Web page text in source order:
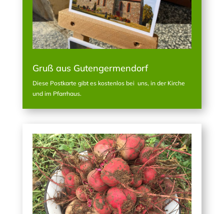
Gruß aus Gutengermendorf
Diese Postkarte gibt es kostenlos bei uns, in der Kirche
und im Pfarrhaus.